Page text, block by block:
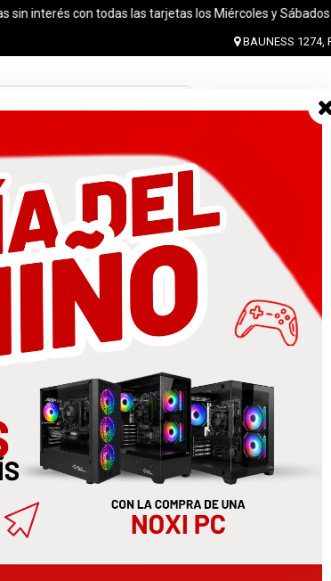
con todas las tarjetas los Miércoles y Sábados
BAUNESS 1274,
Ingresar CP y ciudad
GABINETES PLACAS DE VIDEO
(CABA y Al rededores) Acreditando tu compra antes de
PAÍS CON LA COMPRA DE UNA PC
Gabinete Noxi
4x120mm Argb